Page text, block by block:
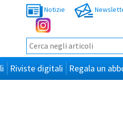
Notizie
Riviste digitali Regala un